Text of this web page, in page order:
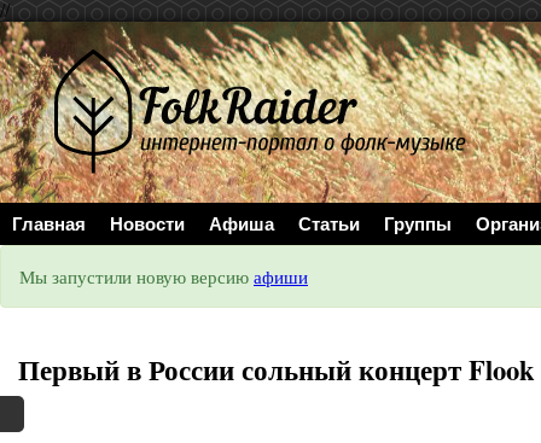
//
Главная Новости Афиша Статьи Группы
Мы запустили новую версию афиши
Первый в России сольный концерт